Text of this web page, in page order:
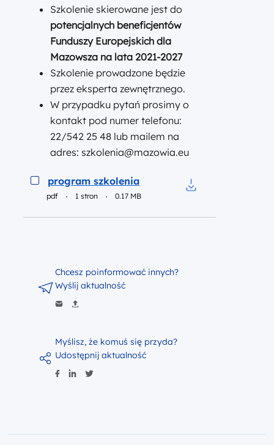
Szkolenie skierowane jest do
potencjalnych beneficjentów
Funduszy Europejskich dla
Mazowsza na lata 2021-2027
Szkolenie prowadzone będzie
przez eksperta zewnętrznego.
W przypadku pytań prosimy o
kontakt pod numer telefonu:
22/542 25 48 lub mailem na
adres: szkolenia@mazowia.eu
Podgląd
program szkolenia
pdf 1 stron 0.17 MB
Myślisz, że komuś się przyda?
Udostępnij aktualność
Chcesz poinformować innych?
Wyślij aktualność